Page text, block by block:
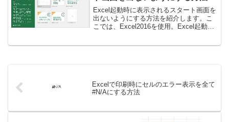
Excel起動時に表示されるスタート画面を
出ないようにする方法を紹介します。こ
こでは、Excel2016を使用。Excel起動時
Excelで印刷時にセルのエラー表示を全て
#N/Aにする方法